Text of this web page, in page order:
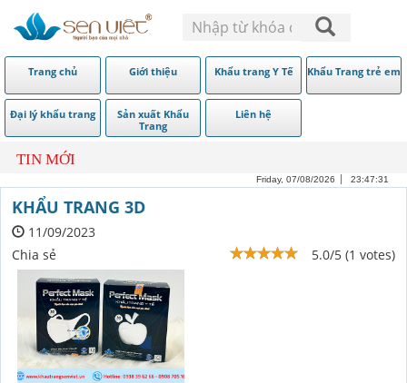
Trang chủ Giới thiệu Khẩu trang Y Tế Khẩu Trang trẻ em
Đại lý khẩu trang
Sản xuất Khẩu
Trang
Liên hệ
TIN MỚI
Friday, 07/08/2026 23:47:31
KHẨU TRANG 3D
11/09/2023
5.0/5 (1 votes)
Chia sẻ